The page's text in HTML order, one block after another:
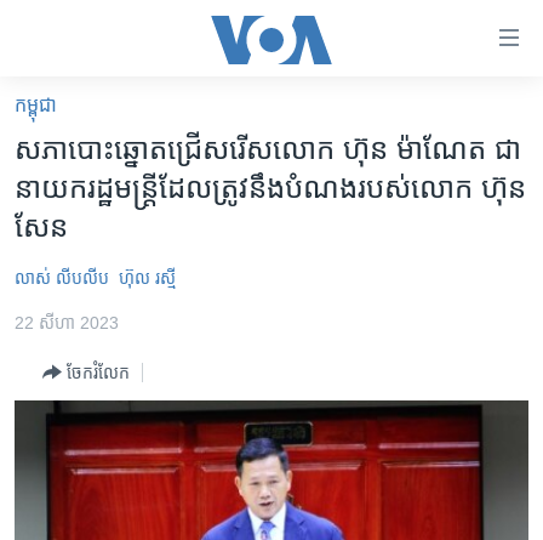
គេហទំព័រ​
ទាក់ទង
និង​
ចូល​
ទំព័រ​
ព័ត៌មាន​​
រំលង​
កម្ពុជា
អាមេរិក
ព្រឹត្តិការណ៍ព័ត៌មាន
ទូរទស្សន៍ / វីដេអូ​
វិទ្យុ / ផតខាសថ៍
កម្ពុជា
សភា​បោះឆ្នោត​ជ្រើសរើស​លោក ហ៊ុន ម៉ាណែត ជា​
នាយក​រដ្ឋមន្ត្រី​ដែល​ត្រូវ​នឹង​បំណង​របស់​លោក ហ៊ុន
សែន
លាស់ លីបលីប ហ៊ុល រស្មី
22 សីហា 2023
ចែករំលែក